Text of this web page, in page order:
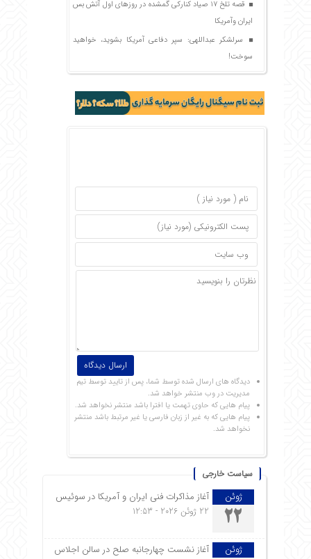
قصه تلخ ۱۷ صیاد کنارکی گمشده در روزهای اول آتش بس
ایران وآمریکا
سرلشکر عبداللهی: سپر دفاعی آمریکا بشوید، خواهید
سوخت!
دیدگاه های ارسال شده توسط شما، پس از تایید توسط تیم
مدیریت در وب منتشر خواهد شد.
پیام هایی که حاوی تهمت یا افترا باشد منتشر نخواهد شد.
پیام هایی که به غیر از زبان فارسی یا غیر مرتبط باشد منتشر
نخواهد شد.
سیاست خارجی
ژوئن
22
آغاز مذاکرات فنی ایران و آمریکا در سوئیس
22 ژوئن 2026 - 12:53
ژوئن
آغاز نشست چهارجانبه صلح در سالن اجلاس